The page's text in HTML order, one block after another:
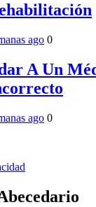
ago 0
A Un
ago 0